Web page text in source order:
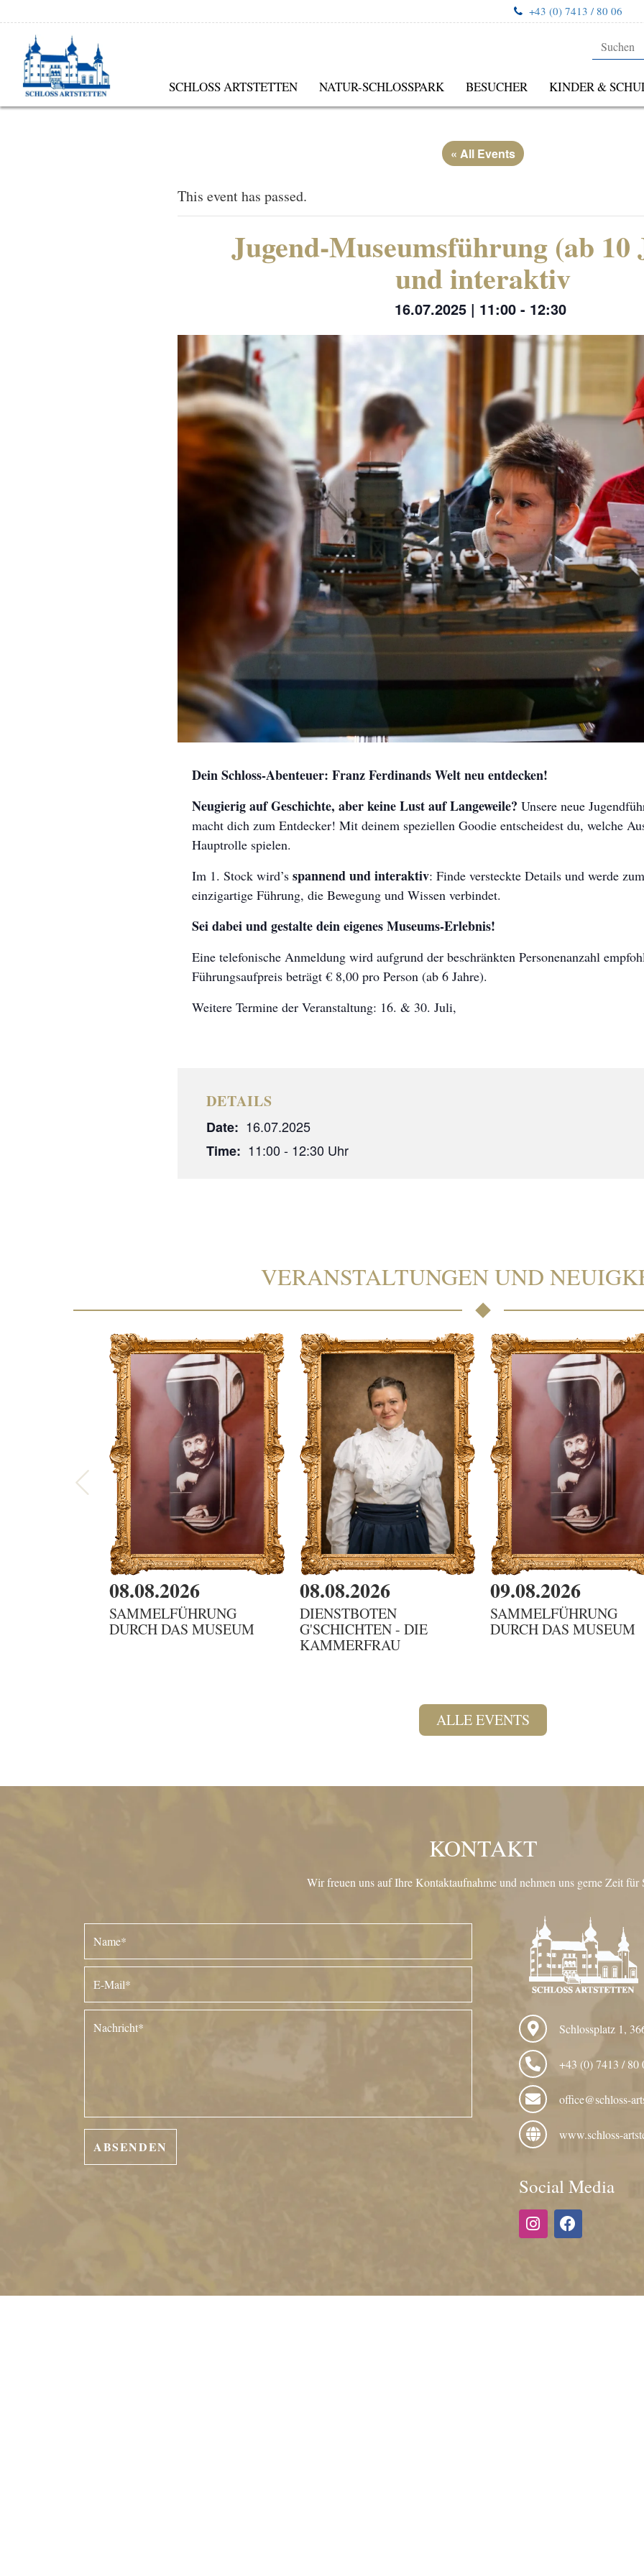
+43 (0) 7413 / 80 06
SCHLOSS ARTSTETTEN NATUR-SCHLOSSPARK BESUCHER KINDER &
« All Events
This event has passed.
Jugend-Museumsführung (ab 10
und interaktiv
16.07.2025 | 11:00- 12:30
Dein Schloss-Abenteuer: Franz Ferdinands Welt neu entdecken!
Neugierig auf Geschichte, aber keine Lust auf Langeweile? Unsere neue
macht dich zum Entdecker! Mit deinem speziellen Goodie entscheidest du, welche
Hauptrolle spielen.
Im 1. Stock wird’s spannend und interaktiv: Finde versteckte Details und werde
einzigartige Führung, die Bewegung und Wissen verbindet.
Sei dabei und gestalte dein eigenes Museums-Erlebnis!
Eine telefonische Anmeldung wird aufgrund der beschränkten Personenanzahl
Führungsaufpreis beträgt € 8,00 pro Person (ab 6 Jahre).
Weitere Termine der Veranstaltung: 16. & 30. Juli,
DETAILS
Date: 16.07.2025
Time: 11:00 - 12:30
VERANSTALTUNGEN UND
08.08.2026
SAMMELFÜHRUNG
DURCH DAS MUSEUM
08.08.2026
DIENSTBOTEN
G'SCHICHTEN - DIE
KAMMERFRAU
09.08.2026
SAMMELFÜHRUNG
DURCH DAS MUSEUM
ALLE EVENTS
KONTAKT
Wir freuen uns auf Ihre Kontaktaufnahme und nehmen uns gerne Zeit für
Schlossplatz 1,
+43 (0) 7413 / 80
office@schloss-
www.schloss-
Social Media